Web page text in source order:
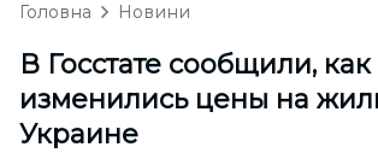
Головна Новини
В Госстате сообщили, как
изменились цены на
Украине